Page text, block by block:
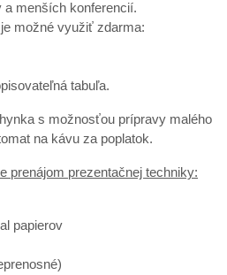
a menších konferencií.
možné využiť zdarma:
tabuľa.
s možnosťou prípravy malého
na kávu za poplatok.
prenájom prezentačnej techniky:
papierov